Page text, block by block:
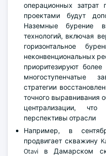
операционных
проектами будут
Наземные бурение
технологий, включая
горизонтальное
неконвенциональных
приоритезируют
многоступенчатые
стратегии
точного выравнивания
централизации, что
перспективы отрасли
Например, в
продвигает скважину
Otavi в Дамарском